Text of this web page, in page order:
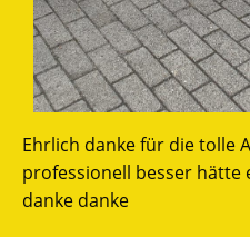
Ehrlich danke für die tolle
professionell besser hätte
danke danke